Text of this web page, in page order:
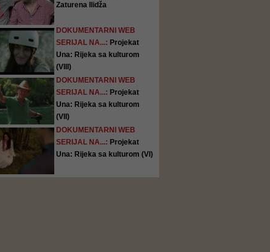
Zaturena Ilidža
DOKUMENTARNI WEB
SERIJAL NA...: Projekat
Una: Rijeka sa kulturom
(VIII)
DOKUMENTARNI WEB
SERIJAL NA...: Projekat
Una: Rijeka sa kulturom
(VII)
DOKUMENTARNI WEB
SERIJAL NA...: Projekat
Una: Rijeka sa kulturom (VI)